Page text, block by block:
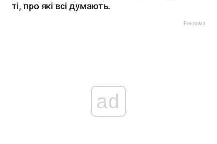
ті, про які всі думають.
Реклама
ad